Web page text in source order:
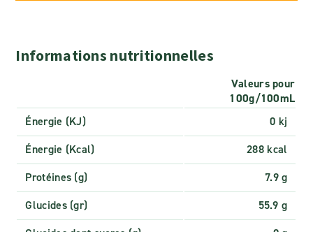
Informations nutritionnelles
Valeurs pour
100g/100mL
Énergie (KJ)
0 kj
Énergie (Kcal)
288 kcal
Protéines (g)
7.9 g
Glucides (gr)
55.9 g